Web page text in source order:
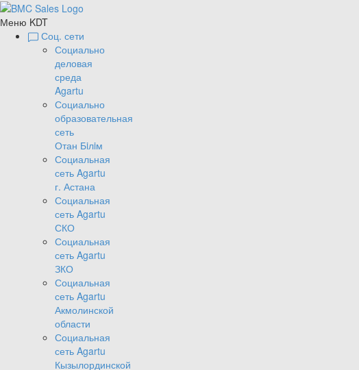
Меню KDT
Соц. сети
Социально
деловая
среда
Agartu
Социально
образовательная
сеть
Отан Бiлiм
Социальная
сеть Agartu
г. Астана
Социальная
сеть Agartu
СКО
Социальная
сеть Agartu
ЗКО
Социальная
сеть Agartu
Акмолинской
области
Социальная
сеть Agartu
Кызылординской